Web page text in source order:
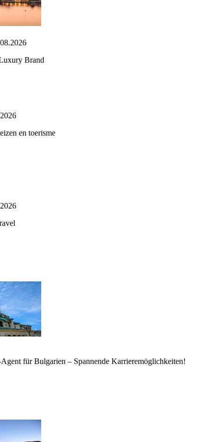
Brand
en toerisme
für Bulgarien – Spannende Karrieremöglichkeiten!